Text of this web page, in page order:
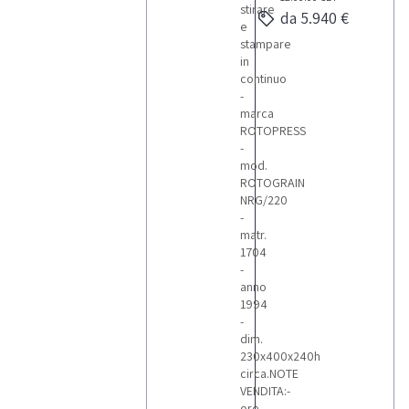
stirare
e
stampare
in
continuo
-
marca
ROTOPRESS
-
mod.
ROTOGRAIN
NRG/220
-
matr.
1704
-
anno
1994
-
dim.
230x400x240h
circa.NOTE
VENDITA:-
da 5.940 €